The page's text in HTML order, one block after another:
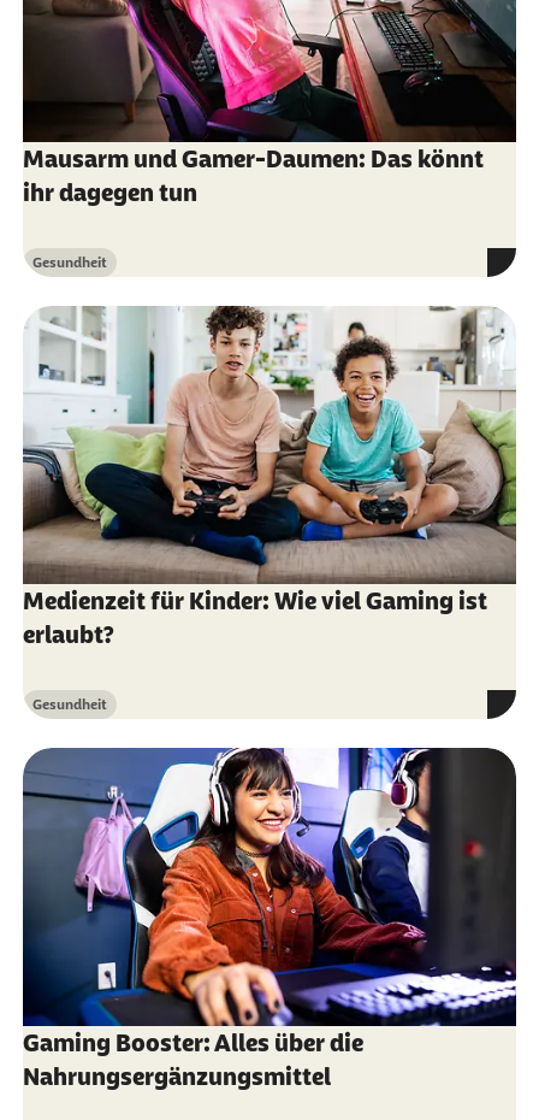
Jasmina Pluncevic Gligoroska & Sanja
Manchevska (Abruf vom 24.05.2022):The
effect of physical activity on cognition -
physiological mechanisms
Gabriela Gan et al. (Abruf vom 24.05.2022):
physiological mechanisms
Neurologen und Psychiater im Netz (Abruf vom
24.05.2022):
Sozialer Kontakt im Alltag
fördert menschliches Wohlbefinden
Mausarm und Gamer-Daumen: Das könnt
ihr dagegen tun
Kategorie
Gesundheit
Medienzeit für Kinder: Wie viel Gaming ist
erlaubt?
Kategorie
Gesundheit
Gaming Booster: Alles über die
Nahrungsergänzungsmittel